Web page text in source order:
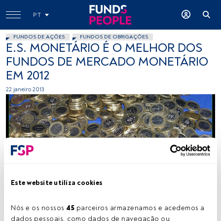
Este website utiliza cookies
Nós e os nossos 45 parceiros armazenamos e acedemos a
dados pessoais, como dados de navegação ou
PT
FUNDOS DE AÇÕES FUNDOS DE OBRIGAÇÕES
E.S. MONETÁRIO É O MELHOR DOS
FUNDOS DE MERCADO MONETÁRIO
EM 2012
22 janeiro 2013
Tempo de leitura:1 min.